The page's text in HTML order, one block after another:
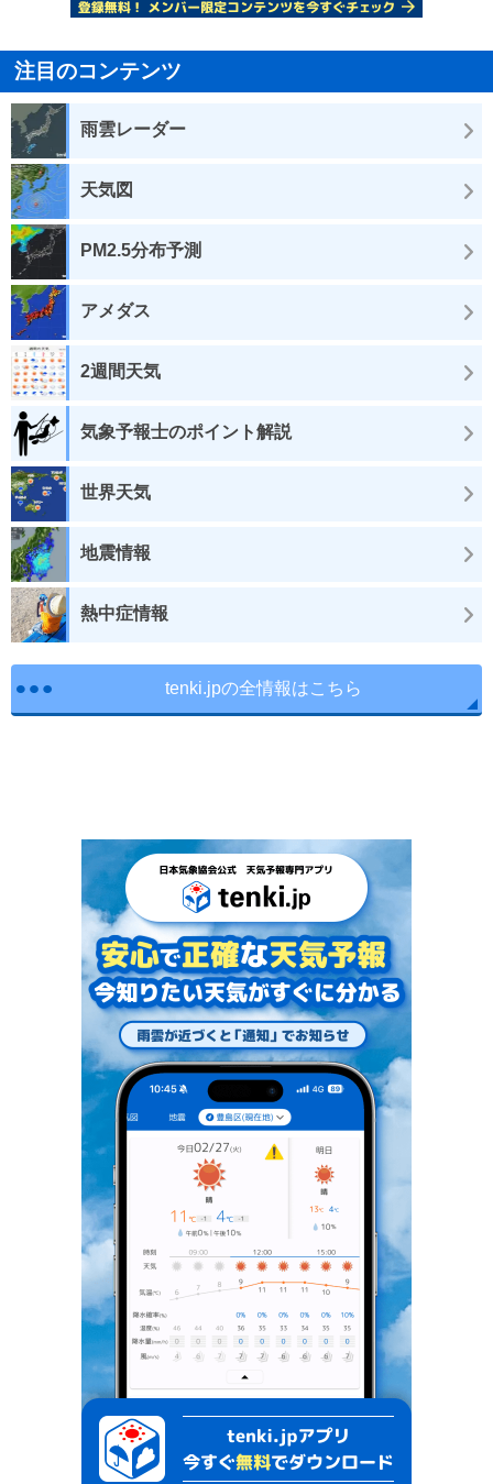
注目のコンテンツ
雨雲レーダー
天気図
PM2.5分布予測
アメダス
2週間天気
気象予報士のポイント解説
世界天気
地震情報
熱中症情報
tenki.jpの全情報はこちら